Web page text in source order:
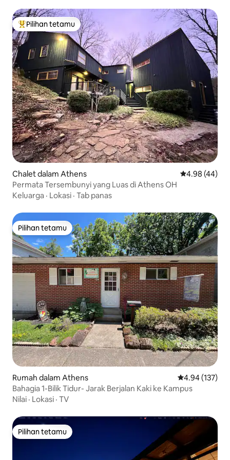
Pilihan utama tetamu
Pilihan tetamu
Chalet dalam Athens Penarafan
4.98 (44)
Permata Tersembunyi yang Luas di Athens OH
Keluarga · Lokasi · Tab panas
Pilihan tetamu
Pilihan tetamu
Rumah dalam Athens Penarafan
4.94 (137)
Bahagia 1-Bilik Tidur- Jarak Berjalan Kaki ke Kampus
Nilai · Lokasi · TV
Pilihan tetamu
Pilihan tetamu